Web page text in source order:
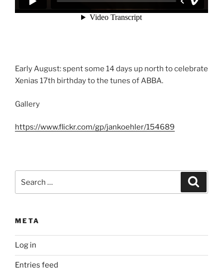
Early August: spent some 14 days up north to celebrate
Xenias 17th birthday to the tunes of ABBA.
Gallery
https://www.flickr.com/gp/jankoehler/154689
META
Log in
Entries feed